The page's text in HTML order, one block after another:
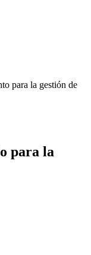
para la gestión de
para la